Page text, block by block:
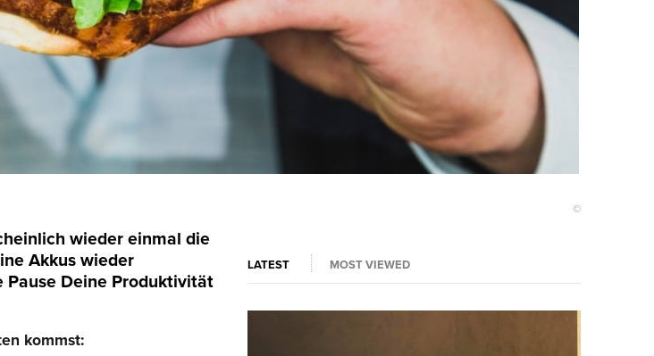
©
wieder einmal die
Akkus wieder
Pause Deine Produktivität
kommst:
LATEST MOST VIEWED